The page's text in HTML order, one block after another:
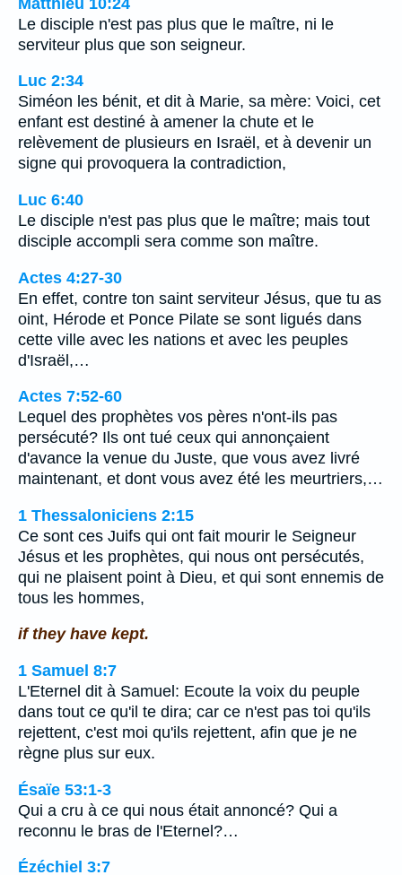
Le disciple n'est pas plus que le maître, ni le
serviteur plus que son seigneur.
Luc 2:34
Siméon les bénit, et dit à Marie, sa mère: Voici, cet
enfant est destiné à amener la chute et le
relèvement de plusieurs en Israël, et à devenir un
signe qui provoquera la contradiction,
Luc 6:40
Le disciple n'est pas plus que le maître; mais tout
disciple accompli sera comme son maître.
Actes 4:27-30
En effet, contre ton saint serviteur Jésus, que tu as
oint, Hérode et Ponce Pilate se sont ligués dans
cette ville avec les nations et avec les peuples
d'Israël,…
Actes 7:52-60
Lequel des prophètes vos pères n'ont-ils pas
persécuté? Ils ont tué ceux qui annonçaient
d'avance la venue du Juste, que vous avez livré
maintenant, et dont vous avez été les meurtriers,…
1 Thessaloniciens 2:15
Ce sont ces Juifs qui ont fait mourir le Seigneur
Jésus et les prophètes, qui nous ont persécutés,
qui ne plaisent point à Dieu, et qui sont ennemis de
tous les hommes,
if they have kept.
1 Samuel 8:7
L'Eternel dit à Samuel: Ecoute la voix du peuple
dans tout ce qu'il te dira; car ce n'est pas toi qu'ils
rejettent, c'est moi qu'ils rejettent, afin que je ne
règne plus sur eux.
Ésaïe 53:1-3
Qui a cru à ce qui nous était annoncé? Qui a
reconnu le bras de l'Eternel?…
Ézéchiel 3:7